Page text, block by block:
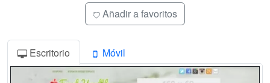
Añadir a favoritos
Escritorio Móvil